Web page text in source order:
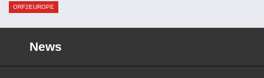
ORF2EUROPE
News